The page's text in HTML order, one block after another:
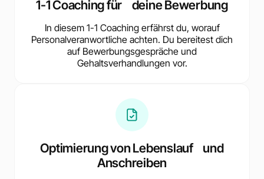
1-1 Coaching für deine Bewerbung
In diesem 1-1 Coaching erfährst du, worauf
Personalveranwortliche achten. Du bereitest dich
auf Bewerbungsgespräche und
Gehaltsverhandlungen vor.
Optimierung von Lebenslauf und
Anschreiben